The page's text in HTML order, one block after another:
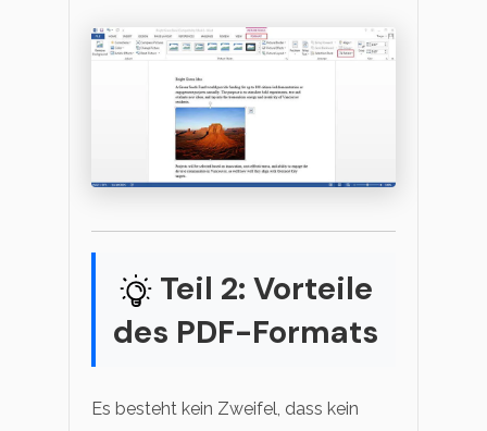
Teil 2: Vorteile
des PDF-Formats
Es besteht kein Zweifel, dass kein